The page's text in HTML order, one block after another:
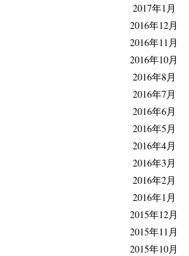
2017年1月
2016年12月
2016年11月
2016年10月
2016年8月
2016年7月
2016年6月
2016年5月
2016年4月
2016年3月
2016年2月
2016年1月
2015年12月
2015年11月
2015年10月